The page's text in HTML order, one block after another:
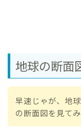
地球の断面
早速じゃが、地
の断面図を見てみ